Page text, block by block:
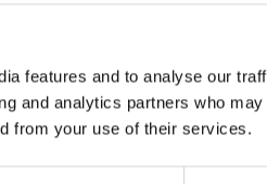
features and to analyse our
and analytics partners who
from your use of their services.